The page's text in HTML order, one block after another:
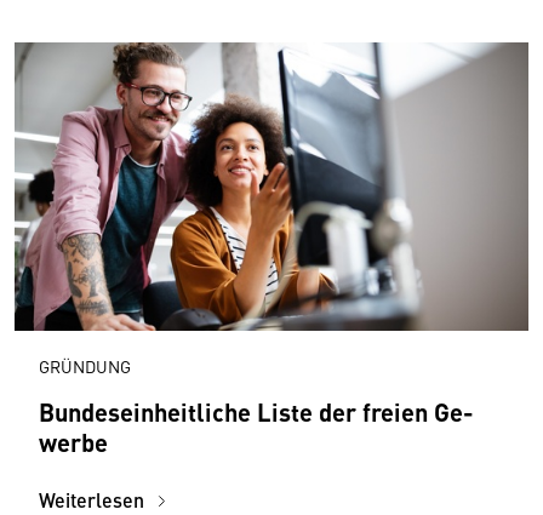
GRÜNDUNG
Bundes­einheitliche Liste der freien Ge­
werbe
Weiterlesen